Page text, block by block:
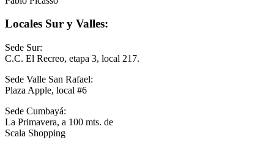
Locales Sur y Valles:
Sede Sur:
C.C. El Recreo, etapa 3, local 217.
Sede Valle San Rafael:
Plaza Apple, local #6
Sede Cumbayá:
La Primavera, a 100 mts. de
Scala Shopping